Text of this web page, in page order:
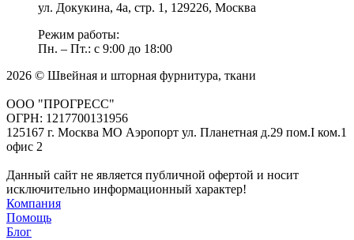
ул. Докукина, 4а, стр. 1, 129226, Москва
Режим работы:
Пн. – Пт.: с 9:00 до 18:00
2026 © Швейная и шторная фурнитура, ткани
ООО "ПРОГРЕСС"
ОГРН: 1217700131956
125167 г. Москва МО Аэропорт ул. Планетная д.29 пом.I ком.1
офис 2
Данный сайт не является публичной офертой и носит
исключительно информационный характер!
Компания
Помощь
Блог